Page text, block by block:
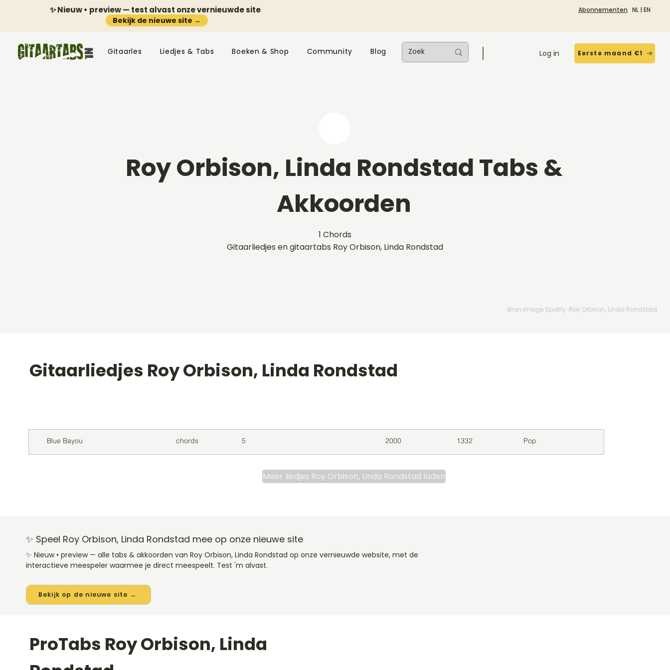
✨ Nieuw • preview — test alvast onze vernieuwde site
Bekijk de nieuwe site →
Abonnementen NL | EN
Gitaarles Liedjes & Tabs Boeken & Shop Community Blog Log in Eerste maand €1
Roy Orbison, Linda Rondstad Tabs &
Akkoorden
1 Chords
Gitaarliedjes en gitaartabs Roy Orbison, Linda Rondstad
Bron image Spotify: Roy Orbison, Linda Rondstad
Gitaarliedjes Roy Orbison, Linda Rondstad
Blue Bayou chords 5 2000 1332 Pop
Meer liedjes Roy Orbison, Linda Rondstad laden
✨ Speel Roy Orbison, Linda Rondstad mee op onze nieuwe site
✨ Nieuw • preview — alle tabs & akkoorden van Roy Orbison, Linda Rondstad op onze vernieuwde website, met de
interactieve meespeler waarmee je direct meespeelt. Test 'm alvast.
Bekijk op de nieuwe site →
ProTabs Roy Orbison, Linda